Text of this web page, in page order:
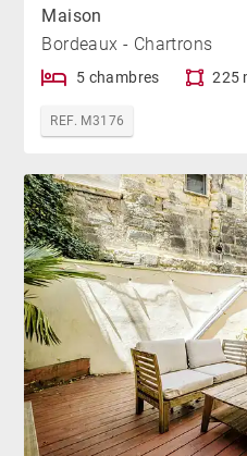
Maison
Bordeaux - Chartrons
5 chambres 225
REF. M3176